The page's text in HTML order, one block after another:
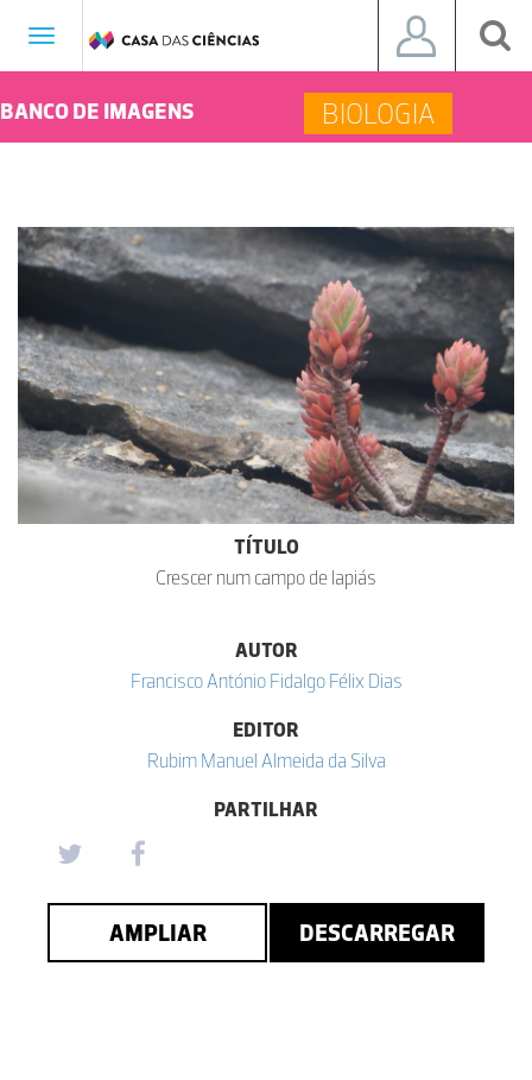
Toggle
BANCO DE IMAGENS BIOLOGIA
TÍTULO
Crescer num campo de lapiás
AUTOR
Francisco António Fidalgo Félix Dias
EDITOR
Rubim Manuel Almeida da Silva
PARTILHAR
AMPLIAR DESCARREGAR